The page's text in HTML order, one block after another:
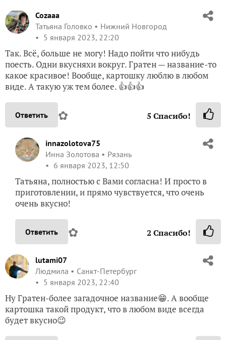
Cozaaa
Татьяна Головко
Нижний Новгород
5 января 2023, 22:20
Так. Всё, больше не могу! Надо пойти что нибудь
поесть. Одни вкусняхи вокруг. Гратен — название-то
какое красивое! Вообще, картошку люблю в любом
виде. А такую уж тем более. 👍👍👍
Ответить ✿ 5 Спасибо!
innazolotova75
Инна Золотова
Рязань
6 января 2023, 12:50
Татьяна, полностью с Вами согласна! И просто в
приготовлении, и прямо чувствуется, что очень
очень вкусно!
Ответить ✿ 2 Спасибо!
lutami07
Людмила
Санкт-Петербург
5 января 2023, 22:40
Ну Гратен-более загадочное название😁. А вообще
картошка такой продукт, что в любом виде всегда
будет вкусно😉